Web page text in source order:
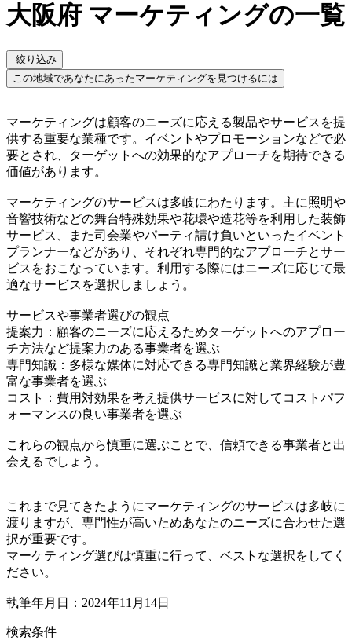
大阪府 マーケティングの一覧
絞り込み
この地域であなたにあったマーケティングを見つけるには
マーケティングは顧客のニーズに応える製品やサービスを提
供する重要な業種です。イベントやプロモーションなどで必
要とされ、ターゲットへの効果的なアプローチを期待できる
価値があります。
マーケティングのサービスは多岐にわたります。主に照明や
音響技術などの舞台特殊効果や花環や造花等を利用した装飾
サービス、また司会業やパーティ請け負いといったイベント
プランナーなどがあり、それぞれ専門的なアプローチとサー
ビスをおこなっています。利用する際にはニーズに応じて最
適なサービスを選択しましょう。
サービスや事業者選びの観点
提案力：顧客のニーズに応えるためターゲットへのアプロー
チ方法など提案力のある事業者を選ぶ
専門知識：多様な媒体に対応できる専門知識と業界経験が豊
富な事業者を選ぶ
コスト：費用対効果を考え提供サービスに対してコストパフ
ォーマンスの良い事業者を選ぶ
これらの観点から慎重に選ぶことで、信頼できる事業者と出
会えるでしょう。
これまで見てきたようにマーケティングのサービスは多岐に
渡りますが、専門性が高いためあなたのニーズに合わせた選
択が重要です。
マーケティング選びは慎重に行って、ベストな選択をしてく
ださい。
執筆年月日：2024年11月14日
検索条件